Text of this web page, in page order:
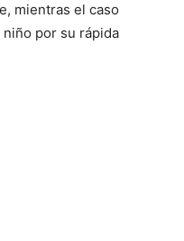
mientras el caso
por su rápida